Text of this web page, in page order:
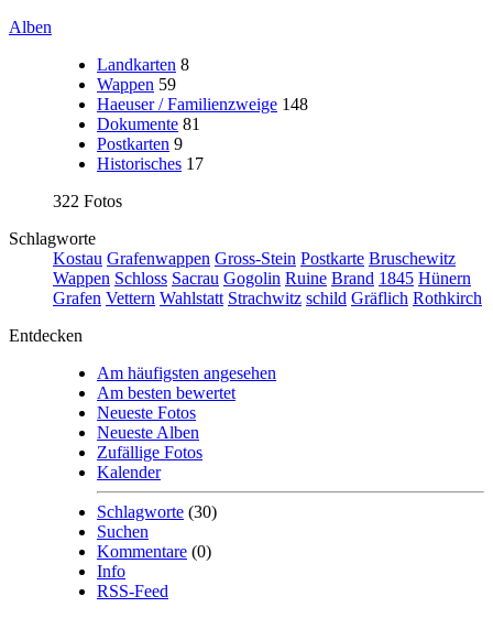
Alben
Landkarten 8
Wappen 59
Haeuser / Familienzweige 148
Dokumente 81
Postkarten 9
Historisches 17
322 Fotos
Schlagworte
Kostau Grafenwappen Gross-Stein Postkarte Bruschewitz
Wappen Schloss Sacrau Gogolin Ruine Brand 1845 Hünern
Grafen Vettern Wahlstatt Strachwitz schild Gräflich Rothkirch
Entdecken
Am häufigsten angesehen
Am besten bewertet
Neueste Fotos
Neueste Alben
Zufällige Fotos
Kalender
Schlagworte (30)
Suchen
Kommentare (0)
Info
RSS-Feed